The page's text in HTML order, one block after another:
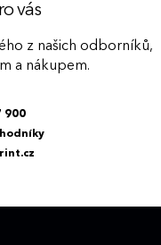
vás
z našich odborníků,
a nákupem.
900